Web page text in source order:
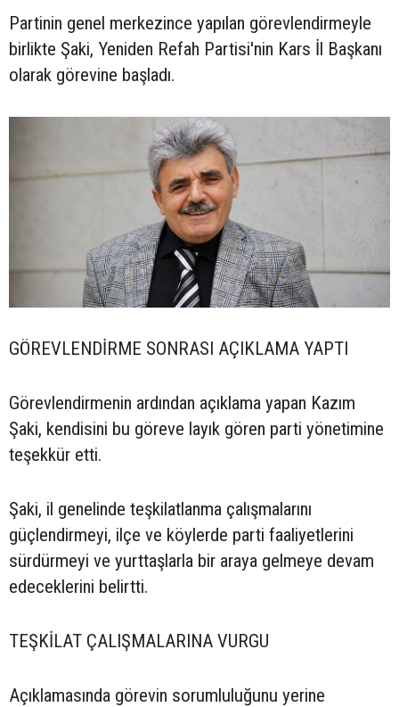
Partinin genel merkezince yapılan görevlendirmeyle
birlikte Şaki, Yeniden Refah Partisi'nin Kars İl Başkanı
olarak görevine başladı.
GÖREVLENDİRME SONRASI AÇIKLAMA YAPTI
Görevlendirmenin ardından açıklama yapan Kazım
Şaki, kendisini bu göreve layık gören parti yönetimine
teşekkür etti.
Şaki, il genelinde teşkilatlanma çalışmalarını
güçlendirmeyi, ilçe ve köylerde parti faaliyetlerini
sürdürmeyi ve yurttaşlarla bir araya gelmeye devam
edeceklerini belirtti.
TEŞKİLAT ÇALIŞMALARINA VURGU
Açıklamasında görevin sorumluluğunu yerine